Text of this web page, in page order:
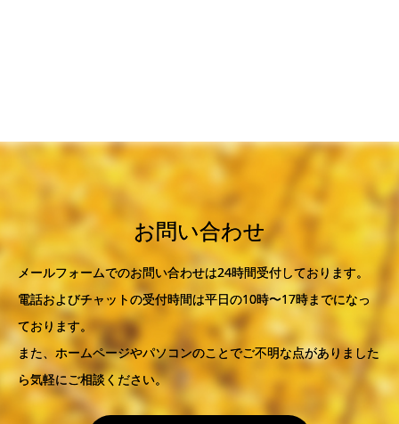
お問い合わせ
メールフォームでのお問い合わせは24時間受付しております。
電話およびチャットの受付時間は平日の10時〜17時までになっ
ております。
また、ホームページやパソコンのことでご不明な点がありました
ら気軽にご相談ください。